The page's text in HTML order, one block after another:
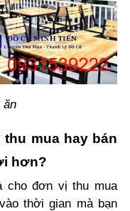
ăn
mua hay bán
hơn?
cho đơn vị thu mua
thời gian mà bạn